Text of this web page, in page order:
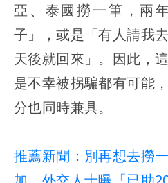
亞、泰國撈一筆，兩
子」，或是「有人請我
天後就回來」。因此，
是不幸被拐騙都有可能
分也同時兼具。
推薦新聞：別再想去撈